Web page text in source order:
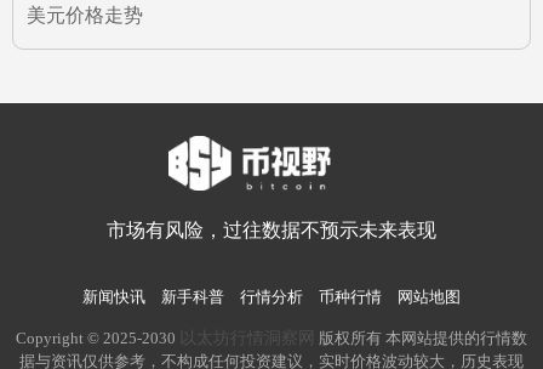
美元价格走势
市场有风险，过往数据不预示未来表现
新闻快讯 新手科普 行情分析 币种行情 网站地图
Copyright © 2025-2030 以太坊行情洞察网
版权所有 本网站提供的行情数
据与资讯仅供参考，不构成任何投资建议，实时价格波动较大，历史表现